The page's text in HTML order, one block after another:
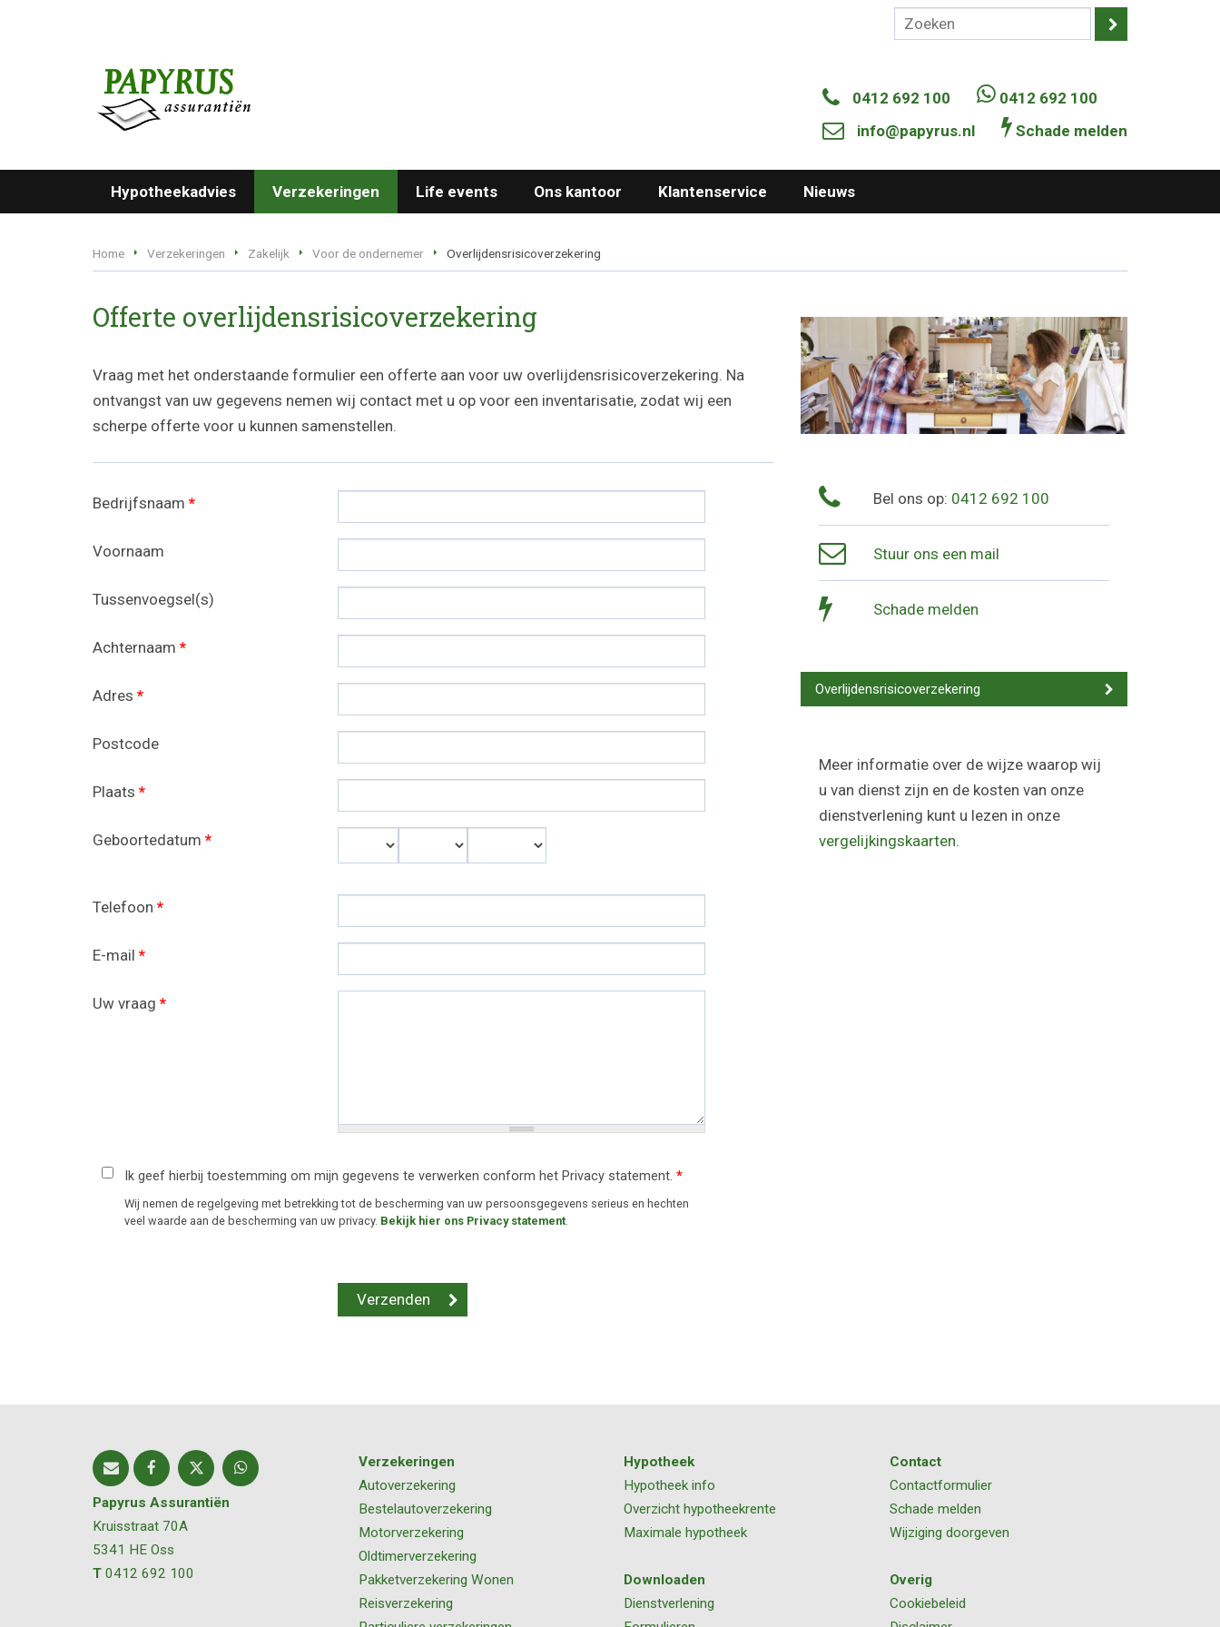
0412 692 100
0412 692 100
info@papyrus.nl
Schade melden
Hypotheekadvies Verzekeringen Life events Ons kantoor Klantenservice Nieuws
Home Verzekeringen Zakelijk Voor de ondernemer Overlijdensrisicoverzekering
Offerte overlijdensrisicoverzekering
Vraag met het onderstaande formulier een offerte aan voor uw overlijdensrisicoverzekering. Na
ontvangst van uw gegevens nemen wij contact met u op voor een inventarisatie, zodat wij een
scherpe offerte voor u kunnen samenstellen.
Bedrijfsnaam *
Voornaam
Tussenvoegsel(s)
Achternaam *
Adres *
Postcode
Plaats *
Geboortedatum *
Telefoon *
E-mail *
Uw vraag *
Ik geef hierbij toestemming om mijn gegevens te verwerken conform het Privacy statement. *
Wij nemen de regelgeving met betrekking tot de bescherming van uw persoonsgegevens serieus en hechten
veel waarde aan de bescherming van uw privacy. Bekijk hier ons Privacy statement
Bel ons op: 0412 692 100
Stuur ons een mail
Schade melden
Overlijdensrisicoverzekering
Meer informatie over de wijze waarop wij
u van dienst zijn en de kosten van onze
dienstverlening kunt u lezen in onze
vergelijkingskaarten.
Papyrus Assurantiën
Kruisstraat 70A
5341 HE Oss
T 0412 692 100
Verzekeringen
Autoverzekering
Bestelautoverzekering
Motorverzekering
Oldtimerverzekering
Pakketverzekering Wonen
Reisverzekering
Hypotheek
Hypotheek info
Overzicht hypotheekrente
Maximale hypotheek
Downloaden
Dienstverlening
Contact
Contactformulier
Schade melden
Wijziging doorgeven
Overig
Cookiebeleid